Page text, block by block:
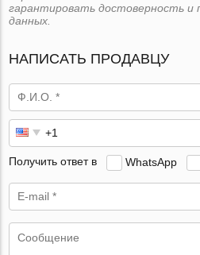
гарантировать достоверность и
данных.
НАПИСАТЬ ПРОДАВЦУ
Получить ответ в WhatsApp